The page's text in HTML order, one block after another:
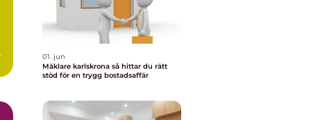
01. jun
Mäklare karlskrona så hittar du rätt
stöd för en trygg bostadsaffär